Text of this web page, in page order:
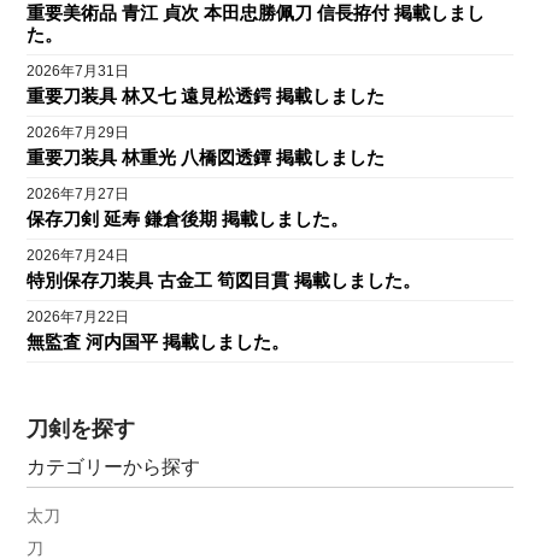
重要美術品 青江 貞次 本田忠勝佩刀 信長拵付 掲載しまし
た。
2026年7月31日
重要刀装具 林又七 遠見松透鍔 掲載しました
2026年7月29日
重要刀装具 林重光 八橋図透鐔 掲載しました
2026年7月27日
保存刀剣 延寿 鎌倉後期 掲載しました。
2026年7月24日
特別保存刀装具 古金工 筍図目貫 掲載しました。
2026年7月22日
無監査 河内国平 掲載しました。
刀剣を探す
カテゴリーから探す
太刀
刀